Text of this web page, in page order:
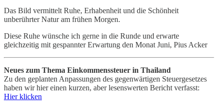
Das Bild vermittelt Ruhe, Erhabenheit und die Schönheit
unberührter Natur am frühen Morgen.
Diese Ruhe wünsche ich gerne in die Runde und erwarte
gleichzeitig mit gespannter Erwartung den Monat Juni, Pius Acker
Neues zum Thema Einkommenssteuer in Thailand
Zu den geplanten Anpassungen des gegenwärtigen Steuergesetzes
haben wir hier einen kurzen, aber lesenswerten Bericht verfasst:
Hier klicken